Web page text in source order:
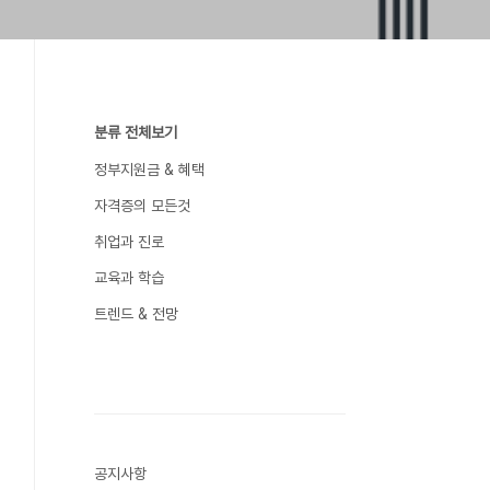
분류 전체보기
정부지원금 & 혜택
자격증의 모든것
취업과 진로
교육과 학습
트렌드 & 전망
공지사항